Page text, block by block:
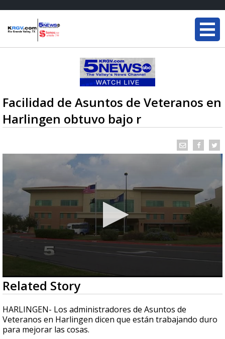
Facilidad de Asuntos de Veteranos en
Harlingen obtuvo bajo r
0
seconds
of
3
minutes,
2
seconds
Related Story
HARLINGEN- Los administradores de Asuntos de
Veteranos en Harlingen dicen que están trabajando duro
para mejorar las cosas.